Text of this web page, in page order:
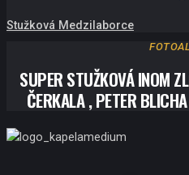
Stužková Medzilaborce
SUPER STUŽKOVÁ INOM
ČERKALA , PETER